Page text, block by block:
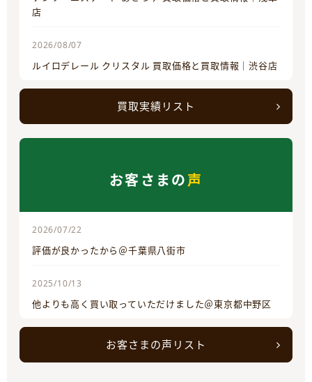
店
2026/08/07
ルイロデレール クリスタル 買取価格と買取情報｜渋谷店
買取実績リスト
お客さまの声
2026/07/22
評価が良かったから＠千葉県八街市
2025/10/13
他よりも高く買い取っていただけました＠東京都中野区
お客さまの声リスト